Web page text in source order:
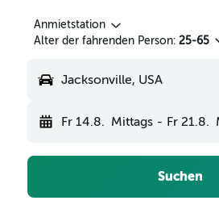
Anmietstation
Alter der fahrenden Person: 25-65
Jacksonville, USA
Fr 14.8. Mittags - Fr 21.8.
Suchen